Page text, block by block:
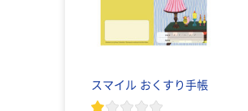
スマイル おくすり手帳